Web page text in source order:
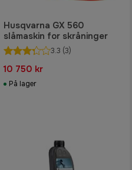
Husqvarna GX 560
slåmaskin for skråninger
3.3 (3)
10 750 kr
På lager